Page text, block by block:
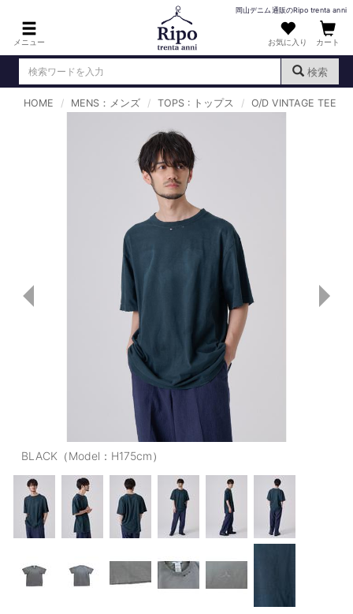
メニュー
岡山デニム通販のRipo trenta anni
お気に入り カート
検索
TOPS : トップス
T-SHIRT : Tシャツ
KNIT : ニット
SHIRT : シャツ
OUTERS : アウター
LADIES : レディース
PANTS/SKIRT : パンツ・スカート
TOPS : トップス
OUTERS : アウター
MENS : メンズ
HOME MENS：メンズ TOPS : トップス O/D VINTAGE TEE
BLACK（Model：H175cm）